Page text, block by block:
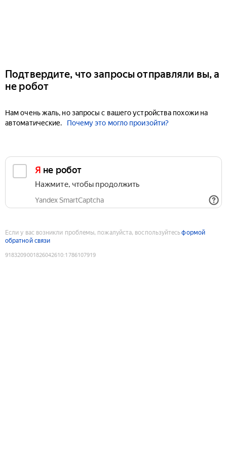
Подтвердите, что запросы отправляли вы, а
не робот
Нам очень жаль, но запросы с вашего устройства похожи на
автоматические.
Почему это могло произойти?
Я не робот
Нажмите, чтобы продолжить
Yandex SmartCaptcha
Если у вас возникли проблемы, пожалуйста, воспользуйтесьформой
обратной связи
9183209001826042610:1786107919